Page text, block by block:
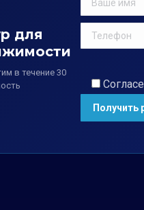
для
в течение 30